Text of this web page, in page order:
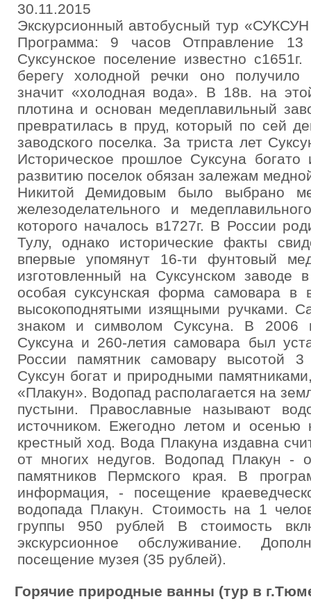
30.11.2015
Экскурсионный автобусный тур
Программа: 9 часов Отправление
Суксунское поселение известно
берегу холодной речки оно получило
значит «холодная вода». В 18в. на
плотина и основан медеплавильный
превратилась в пруд, который по сей
заводского поселка. За триста лет
Историческое прошлое Суксуна
развитию поселок обязан залежам
Никитой Демидовым было выбрано
железоделательного и
которого началось в1727г. В России
Тулу, однако исторические факты
впервые упомянут 16-ти фунтовый
изготовленный на Суксунском заводе
особая суксунская форма самовара
высокоподнятыми изящными ручками.
знаком и символом Суксуна. В 2006
Суксуна и 260-летия самовара был
России памятник самовару высотой
Суксун богат и природными
«Плакун». Водопад располагается на
пустыни. Православные называют
источником. Ежегодно летом и осенью
крестный ход. Вода Плакуна издавна
от многих недугов. Водопад Плакун -
памятников Пермского края. В
информация, - посещение
водопада Плакун. Стоимость на 1
группы 950 рублей В стоимость
экскурсионное обслуживание.
посещение музея (35 рублей).
Горячие природные ванны (тур в